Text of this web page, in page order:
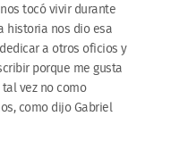
tocó vivir durante
historia nos dio esa
a otros oficios y
porque me gusta
vez no como
como dijo Gabriel